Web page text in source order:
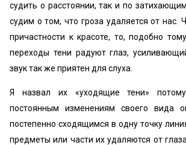
судить о расстоянии, так и по
судим о том, что гроза удаляется от нас.
причастности к красоте, то, подобно
переходы тени радуют глаз,
звук так же приятен для слуха.
Я назвал их «уходящие тени»
постоянным изменениям своего вида
постепенно сходящимся в одну точку
предметы или части их удаляются от